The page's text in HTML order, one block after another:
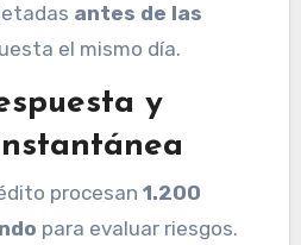
antes de las
el mismo día.
y
procesan 1.200
para evaluar riesgos.